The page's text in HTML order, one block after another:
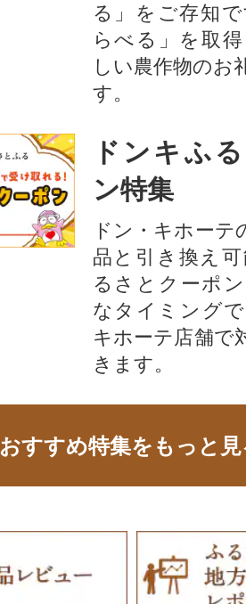
る」をご存知
らべる」を取
しい農作物のお
す。​
ドンキふ
ン特集
ドン・キホーテ
品と引き換え
るさとクーポ
なタイミング
キホーテ店舗で
きます。
おすすめ特集をもっと